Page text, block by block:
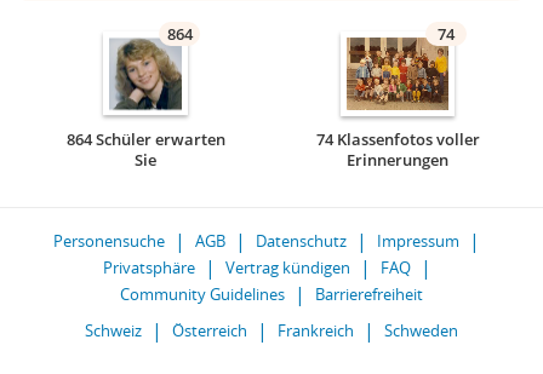
864
864 Schüler erwarten
Sie
74
74 Klassenfotos voller
Erinnerungen
Personensuche AGB Datenschutz
Impressum
Privatsphäre
Vertrag kündigen
FAQ
Community Guidelines
Barrierefreiheit
Schweiz
Österreich Frankreich Schweden